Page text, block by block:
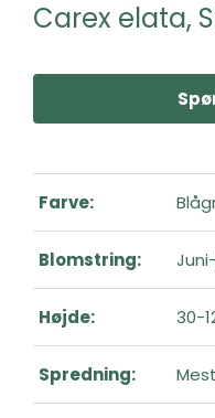
Carex elata,
Farve:
Blomstring:
Højde: 30-
Spredning: